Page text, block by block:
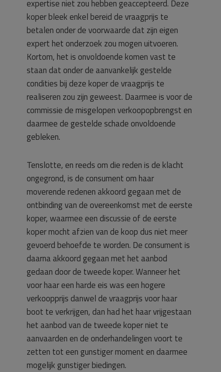
expertise niet zou hebben geaccepteerd. Deze
koper bleek enkel bereid de vraagprijs te
betalen onder de voorwaarde dat zijn eigen
expert het onderzoek zou mogen uitvoeren.
Kortom, het is onvoldoende komen vast te
staan dat onder de aanvankelijk gestelde
condities bij deze koper de vraagprijs te
realiseren zou zijn geweest. Daarmee is voor de
commissie de misgelopen verkoopopbrengst en
daarmee de gestelde schade onvoldoende
gebleken.
Tenslotte, en reeds om die reden is de klacht
ongegrond, is de consument om haar
moverende redenen akkoord gegaan met de
ontbinding van de overeenkomst met de eerste
koper, waarmee een discussie of de eerste
koper mocht afzien van de koop dus niet meer
gevoerd behoefde te worden. De consument is
daarna akkoord gegaan met het aanbod
gedaan door de tweede koper. Wanneer het
voor haar een harde eis was een hogere
verkoopprijs danwel de vraagprijs voor haar
boot te verkrijgen, dan had het haar vrijgestaan
het aanbod van de tweede koper niet te
aanvaarden en de onderhandelingen voort te
zetten tot een gunstiger moment en daarmee
mogelijk gunstiger biedingen.